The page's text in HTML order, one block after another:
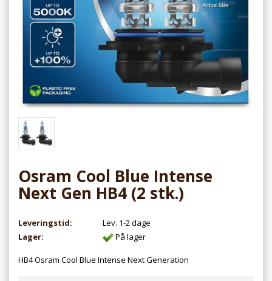
Osram Cool Blue Intense
Next Gen HB4 (2 stk.)
Leveringstid:
Lev. 1-2 dage
Lager:
På lager
HB4 Osram Cool Blue Intense Next Generation